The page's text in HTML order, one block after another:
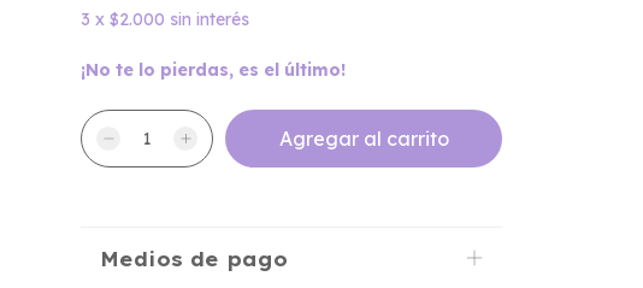
3 x $2.000 sin interés
¡No te lo pierdas, es el último!
Medios de pago